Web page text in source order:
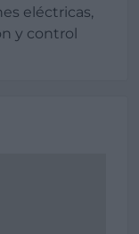
eléctricas,
y control